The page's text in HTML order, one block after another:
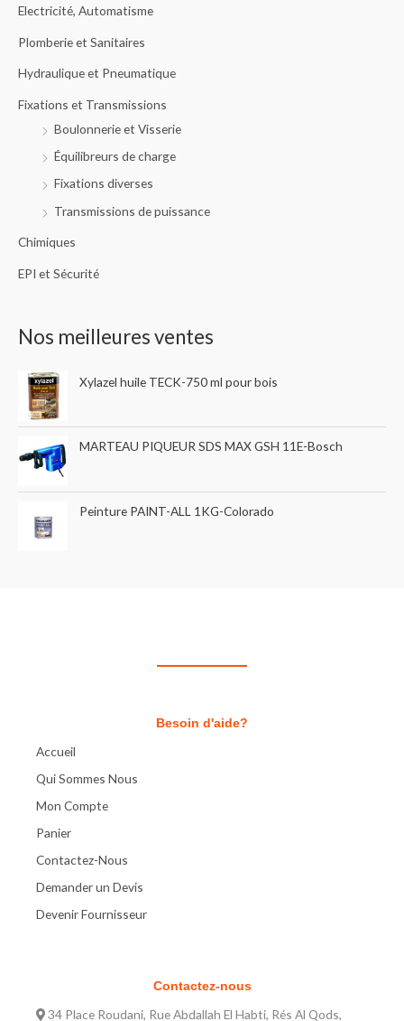
o
d
i
s
Electricité, Automatisme
Plomberie et Sanitaires
Hydraulique et Pneumatique
Fixations et Transmissions
Boulonnerie et Visserie
Équilibreurs de charge
Fixations diverses
Transmissions de puissance
Chimiques
EPI et Sécurité
Nos meilleures ventes
Xylazel huile TECK-750 ml pour bois
MARTEAU PIQUEUR SDS MAX GSH 11E-Bosch
Peinture PAINT-ALL 1KG-Colorado
Besoin d'aide?
Accueil
Qui Sommes Nous
Mon Compte
Panier
Contactez-Nous
Demander un Devis
Devenir Fournisseur
Contactez-nous
34 Place Roudani, Rue Abdallah El Habti, Rés Al Qods,